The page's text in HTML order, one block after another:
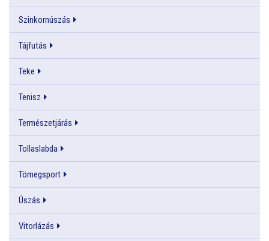
Szinkornúszás
Tájfutás
Teke
Tenisz
Természetjárás
Tollaslabda
Tömegsport
Úszás
Vitorlázás